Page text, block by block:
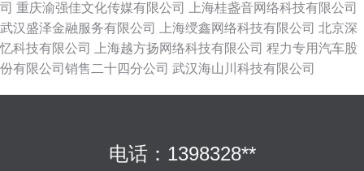
司 重庆渝强佳文化传媒有限公司
上海桂盏音网络科技有限公司
武汉盛泽金融服务有限公司
上海绶鑫网络科技有限公司 北京深
忆科技有限公司
上海越方扬网络科技有限公司 程力专用汽车股
份有限公司销售二十四分公司 武汉海山川科技有限公司
电话：1398328**